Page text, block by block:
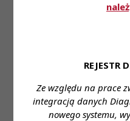
REJESTR
Ze względu na prace
integracją danych
nowego systemu,